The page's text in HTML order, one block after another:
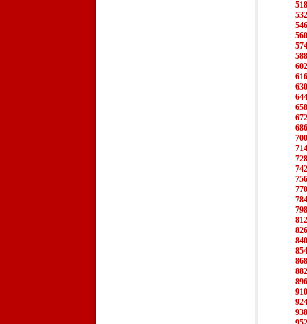
518
532
546
560
574
588
616
630
644
658
672
686
714
728
742
756
770
784
812
826
840
854
868
882
896
924
938